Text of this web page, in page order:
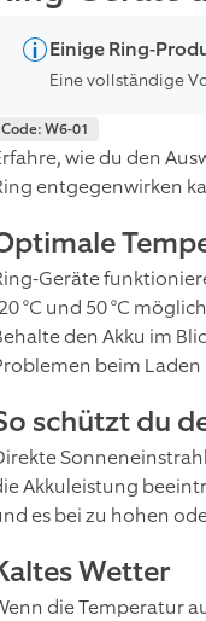
Einige Ring-
Eine vollständige
Code: W6-01
wie du den
entgegenwirken
Geräte
°C und 50 °C
den Akku im
beim
schützt du
Akkuleistung
es bei zu hohen
Wetter
die Temperatur